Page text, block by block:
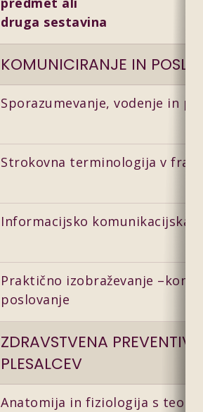
druga sestavina
KOMUNICIRANJE IN
Sporazumevanje, vodenje in
Strokovna terminologija v
Informacijsko komunikacijska
Praktično izobraževanje
poslovanje
ZDRAVSTVENA
PLESALCEV
Anatomija in fiziologija s